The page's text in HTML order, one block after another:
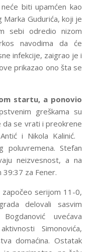
biti upamćen kao
Gudurića, koji je
sebi odredio nizom
navodima da će
infekcije, zaigrao je i
prikazao ono šta se
startu, a ponovio
greškama su
da se vrati i preokrene
i Nikola Kalinić.
Stefan
neizvesnost, a na
za Fener.
serijom 11-0,
delovali sasvim
uvećava
Simonovića,
domaćina. Ostatak